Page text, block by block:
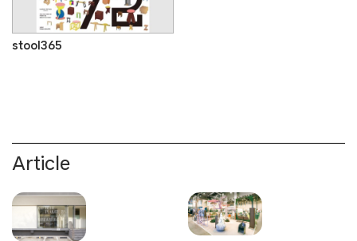
stool365
Article